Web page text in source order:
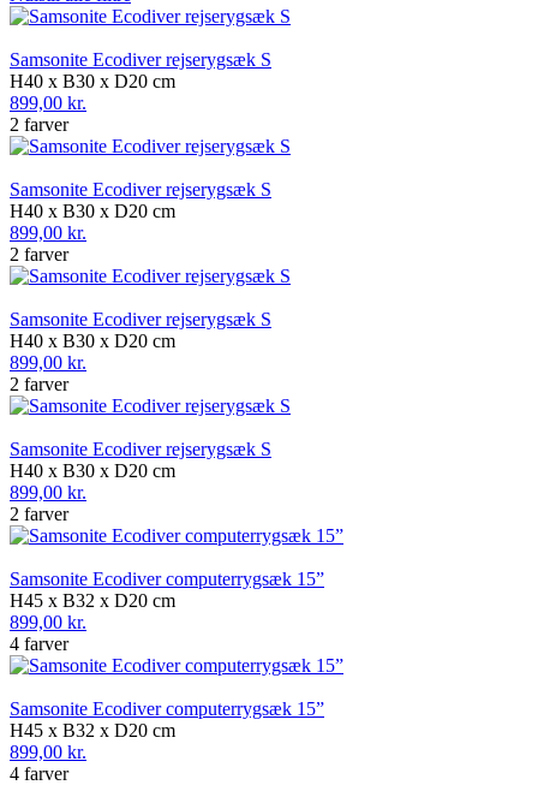
Samsonite Ecodiver rejserygsæk S
H40 x B30 x D20 cm
899,00 kr.
2 farver
Samsonite Ecodiver rejserygsæk S
H40 x B30 x D20 cm
899,00 kr.
2 farver
Samsonite Ecodiver rejserygsæk S
H40 x B30 x D20 cm
899,00 kr.
2 farver
Samsonite Ecodiver rejserygsæk S
H40 x B30 x D20 cm
899,00 kr.
2 farver
Samsonite Ecodiver computerrygsæk 15”
H45 x B32 x D20 cm
899,00 kr.
4 farver
Samsonite Ecodiver computerrygsæk 15”
H45 x B32 x D20 cm
899,00 kr.
4 farver